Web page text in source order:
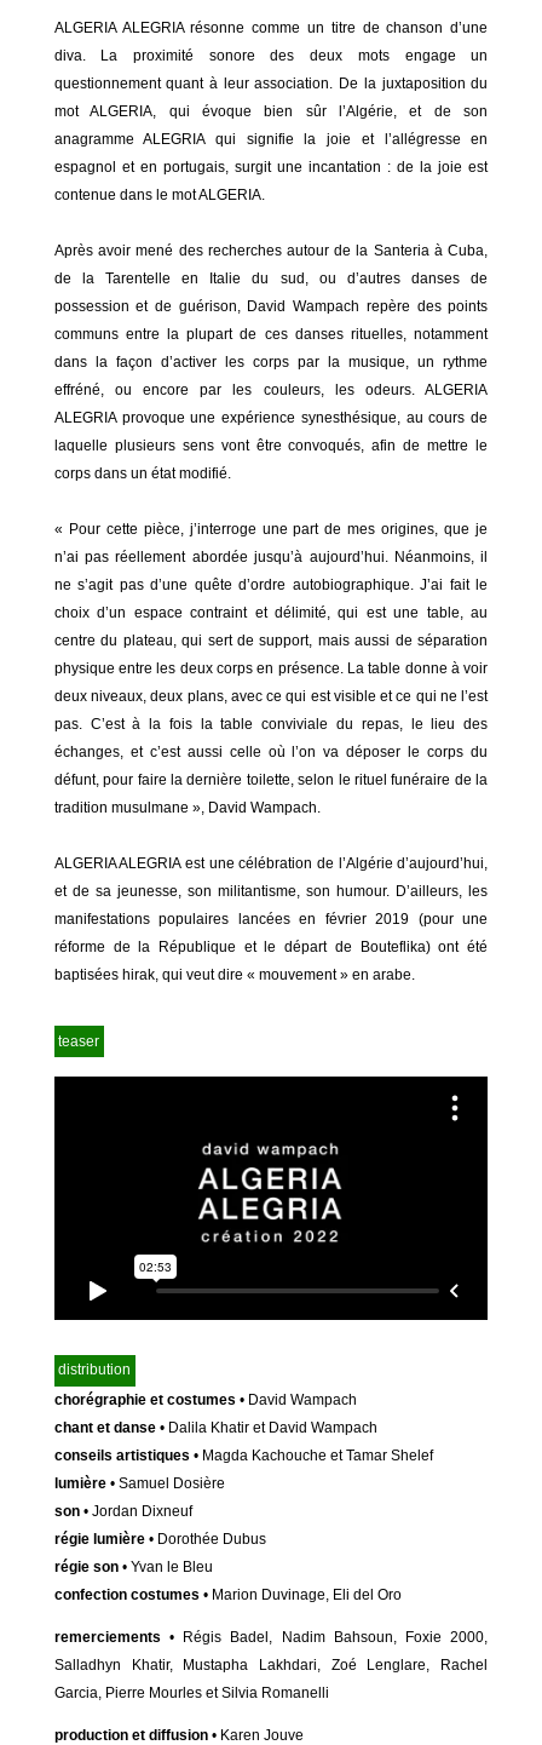
ALGERIA ALEGRIA résonne comme un titre de chanson d’une
diva. La proximité sonore des deux mots engage un
questionnement quant à leur association. De la juxtaposition du
mot ALGERIA, qui évoque bien sûr l’Algérie, et de son
anagramme ALEGRIA qui signifie la joie et l’allégresse en
espagnol et en portugais, surgit une incantation : de la joie est
contenue dans le mot ALGERIA.
Après avoir mené des recherches autour de la Santeria à Cuba,
de la Tarentelle en Italie du sud, ou d’autres danses de
possession et de guérison, David Wampach repère des points
communs entre la plupart de ces danses rituelles, notamment
dans la façon d’activer les corps par la musique, un rythme
effréné, ou encore par les couleurs, les odeurs. ALGERIA
ALEGRIA provoque une expérience synesthésique, au cours de
laquelle plusieurs sens vont être convoqués, afin de mettre le
corps dans un état modifié.
« Pour cette pièce, j’interroge une part de mes origines, que je
n’ai pas réellement abordée jusqu’à aujourd’hui. Néanmoins, il
ne s’agit pas d’une quête d’ordre autobiographique. J’ai fait le
choix d’un espace contraint et délimité, qui est une table, au
centre du plateau, qui sert de support, mais aussi de séparation
physique entre les deux corps en présence. La table donne à voir
deux niveaux, deux plans, avec ce qui est visible et ce qui ne l’est
pas. C’est à la fois la table conviviale du repas, le lieu des
échanges, et c’est aussi celle où l’on va déposer le corps du
défunt, pour faire la dernière toilette, selon le rituel funéraire de la
tradition musulmane », David Wampach.
ALGERIA ALEGRIA est une célébration de l’Algérie d’aujourd’hui,
et de sa jeunesse, son militantisme, son humour. D’ailleurs, les
manifestations populaires lancées en février 2019 (pour une
réforme de la République et le départ de Bouteflika) ont été
baptisées hirak, qui veut dire « mouvement » en arabe.
teaser
distribution
chorégraphie et costumes • David Wampach
chant et danse • Dalila Khatir et David Wampach
conseils artistiques • Magda Kachouche et Tamar Shelef
lumière • Samuel Dosière
son • Jordan Dixneuf
régie lumière • Dorothée Dubus
régie son • Yvan le Bleu
confection costumes • Marion Duvinage, Eli del Oro
remerciements • Régis Badel, Nadim Bahsoun, Foxie 2000,
Salladhyn Khatir, Mustapha Lakhdari, Zoé Lenglare, Rachel
Garcia, Pierre Mourles et Silvia Romanelli
production et diffusion • Karen Jouve